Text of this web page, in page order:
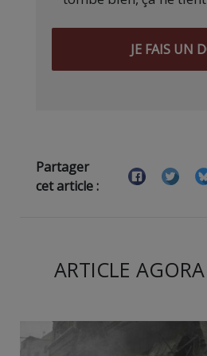
JE FAIS UN
Partager
cet article :
ARTICLE